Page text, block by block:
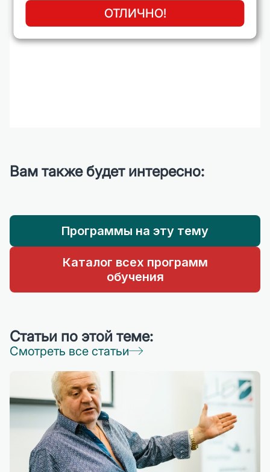
Вам также будет интересно:
Программы на эту тему
Каталог всех программ
обучения
Статьи по этой теме:
Смотреть все статьи
ОТЛИЧНО!